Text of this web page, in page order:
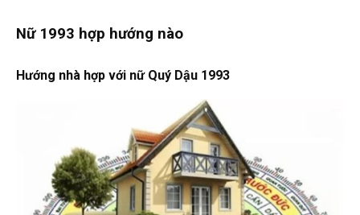
Nữ 1993 hợp hướng nào
Hướng nhà hợp với nữ Quý Dậu 1993